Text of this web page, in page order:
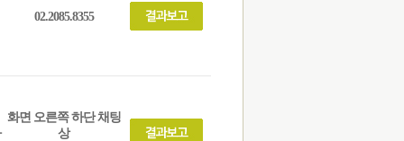
02.2085.8355
화면 오른쪽 하단 채팅
상